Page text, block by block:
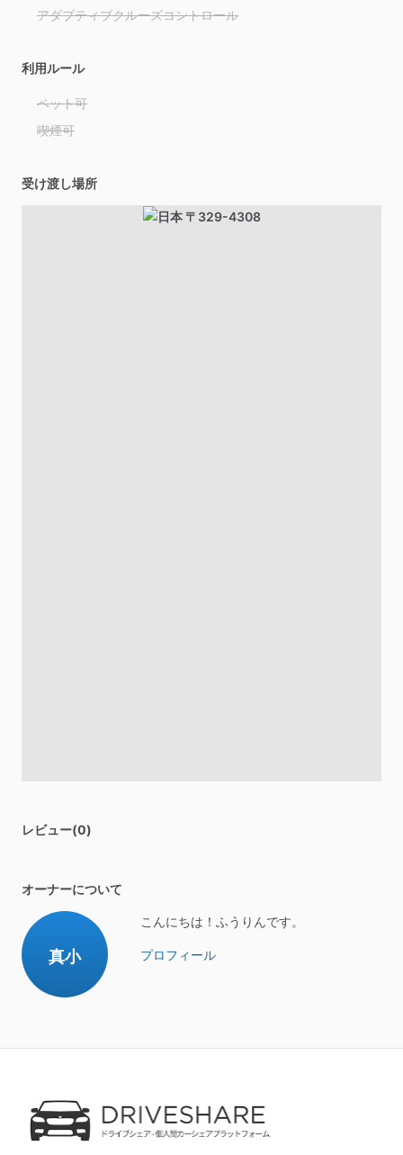
アダプティブクルーズコントロール
利用ルール
ペット可
喫煙可
受け渡し場所
レビュー(0)
オーナーについて
真小
こんにちは！ふうりんです。
プロフィール